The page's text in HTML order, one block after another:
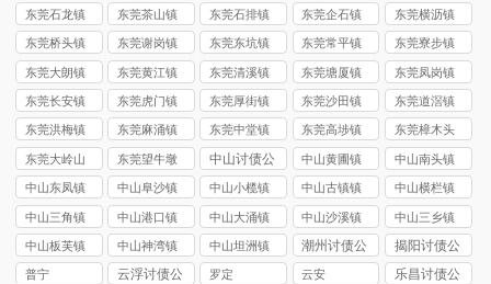
讨债公司
讨债公司
讨债公司
讨债公司
讨债公司
东莞石龙镇
讨债公司
东莞茶山镇
讨债公司
东莞石排镇
讨债公司
东莞企石镇
讨债公司
东莞横沥镇
讨债公司
东莞桥头镇
讨债公司
东莞谢岗镇
讨债公司
东莞东坑镇
讨债公司
东莞常平镇
讨债公司
东莞寮步镇
讨债公司
东莞大朗镇
讨债公司
东莞黄江镇
讨债公司
东莞清溪镇
讨债公司
东莞塘厦镇
讨债公司
东莞凤岗镇
讨债公司
东莞长安镇
讨债公司
东莞虎门镇
讨债公司
东莞厚街镇
讨债公司
东莞沙田镇
讨债公司
东莞道滘镇
讨债公司
东莞洪梅镇
讨债公司
东莞麻涌镇
讨债公司
东莞中堂镇
讨债公司
东莞高埗镇
讨债公司
东莞樟木头
镇讨债公司
东莞大岭山
镇讨债公司
东莞望牛墩
镇讨债公司
中山讨债公
司
中山黄圃镇
讨债公司
中山南头镇
讨债公司
中山东凤镇
讨债公司
中山阜沙镇
讨债公司
中山小榄镇
讨债公司
中山古镇镇
讨债公司
中山横栏镇
讨债公司
中山三角镇
讨债公司
中山港口镇
讨债公司
中山大涌镇
讨债公司
中山沙溪镇
讨债公司
中山三乡镇
讨债公司
中山板芙镇
讨债公司
中山神湾镇
讨债公司
中山坦洲镇
讨债公司
潮州讨债公
司
揭阳讨债公
司
普宁
云浮讨债公
罗定 云安
乐昌讨债公